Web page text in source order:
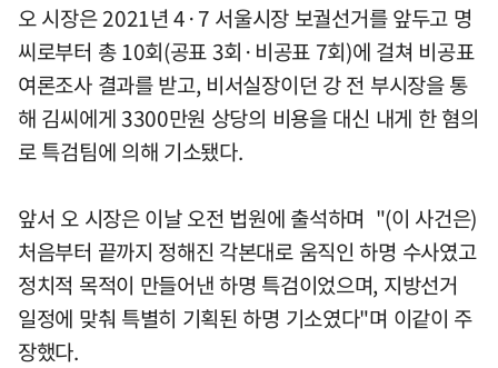
오 시장은 2021년 4·7 서울시장 보궐선거를 앞두고 명
씨로부터 총 10회(공표 3회·비공표 7회)에 걸쳐 비공표
여론조사 결과를 받고, 비서실장이던 강 전 부시장을 통
해 김씨에게 3300만원 상당의 비용을 대신 내게 한 혐의
로 특검팀에 의해 기소됐다.
앞서 오 시장은 이날 오전 법원에 출석하며 "(이 사건은)
처음부터 끝까지 정해진 각본대로 움직인 하명 수사였고
정치적 목적이 만들어낸 하명 특검이었으며, 지방선거
일정에 맞춰 특별히 기획된 하명 기소였다"며 이같이 주
장했다.